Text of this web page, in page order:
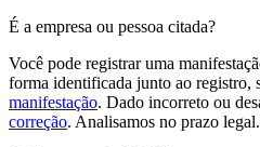
É a empresa ou pessoa citada?
Você pode registrar uma
forma identificada junto ao registro,
manifestação. Dado incorreto ou
correção. Analisamos no prazo legal.